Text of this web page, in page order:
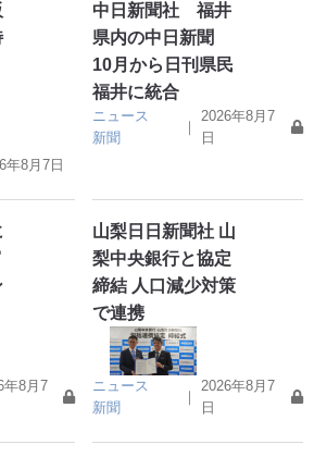
年8月7日
中日新聞社 福井
県内の中日新聞
10月から日刊県民
福井に統合
ニュース
新聞
｜
2026年8月7
日
年8月7
山梨日日新聞社 山
梨中央銀行と協定
締結 人口減少対策
で連携
ニュース
新聞
｜
2026年8月7
日